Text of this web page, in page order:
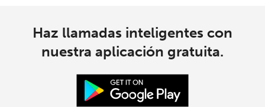
Haz llamadas inteligentes con
nuestra aplicación gratuita.